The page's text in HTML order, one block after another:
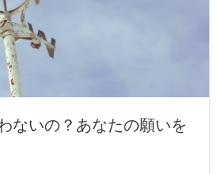
ないの？あなたの願いを